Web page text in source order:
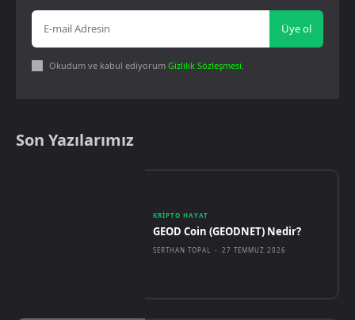
Üye ol
Okudum ve kabul ediyorum Gizlilik Sözleşmesi.
Son Yazılarımız
KRIPTO HAYAT
GEOD Coin (GEODNET) Nedir?
SERTHAN TOPAL - 27 TEMMUZ 2026